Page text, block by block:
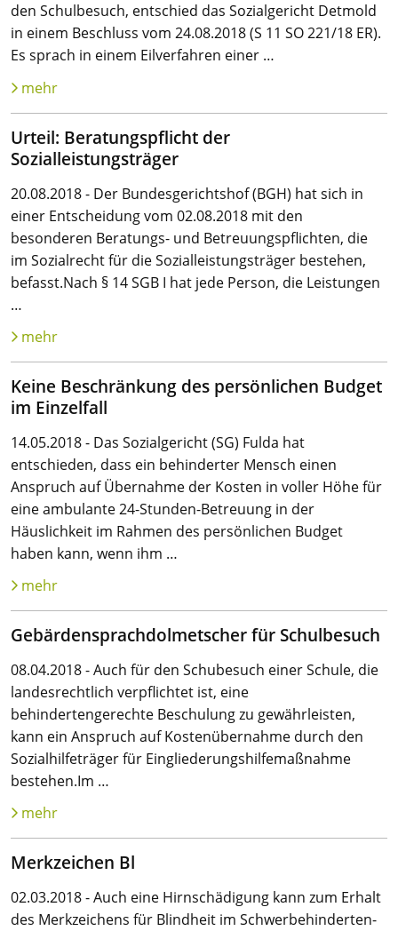
den Schulbesuch, entschied das Sozialgericht Detmold
in einem Beschluss vom 24.08.2018 (S 11 SO 221/18 ER).
Es sprach in einem Eilverfahren einer …
mehr
Urteil: Beratungspflicht der
Sozialleistungsträger
20.08.2018 - Der Bundesgerichtshof (BGH) hat sich in
einer Entscheidung vom 02.08.2018 mit den
besonderen Beratungs- und Betreuungspflichten, die
im Sozialrecht für die Sozialleistungsträger bestehen,
befasst.Nach § 14 SGB I hat jede Person, die Leistungen
…
mehr
Keine Beschränkung des persönlichen Budget
im Einzelfall
14.05.2018 - Das Sozialgericht (SG) Fulda hat
entschieden, dass ein behinderter Mensch einen
Anspruch auf Übernahme der Kosten in voller Höhe für
eine ambulante 24-Stunden-Betreuung in der
Häuslichkeit im Rahmen des persönlichen Budget
haben kann, wenn ihm …
mehr
Gebärdensprachdolmetscher für Schulbesuch
08.04.2018 - Auch für den Schubesuch einer Schule, die
landesrechtlich verpflichtet ist, eine
behindertengerechte Beschulung zu gewährleisten,
kann ein Anspruch auf Kostenübernahme durch den
Sozialhilfeträger für Eingliederungshilfemaßnahme
bestehen.Im …
mehr
Merkzeichen Bl
02.03.2018 - Auch eine Hirnschädigung kann zum Erhalt
des Merkzeichens für Blindheit im Schwer­behinderten­